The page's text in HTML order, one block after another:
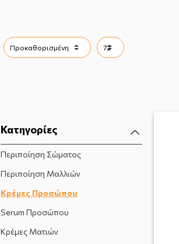
Κατηγορίες
Περιποίηση Σώματος
Περιποίηση Μαλλιών
Κρέμες Προσώπου
Serum Προσώπου
Κρέμες Ματιών